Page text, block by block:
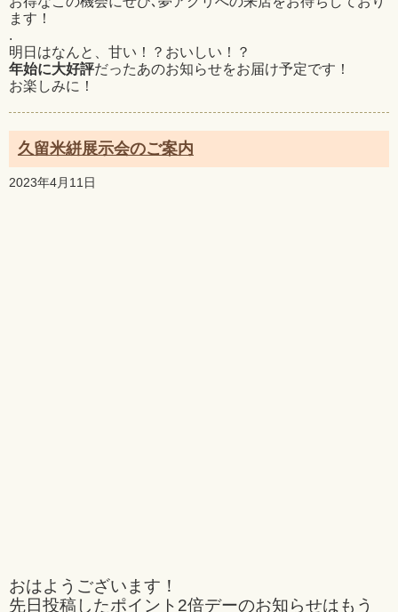
ます！
.
明日はなんと、甘い！？おいしい！？
年始に大好評だったあのお知らせをお届け予定です！
お楽しみに！
久留米絣展示会のご案内
2023年4月11日
おはようございます！
先日投稿したポイント2倍デーのお知らせはもう